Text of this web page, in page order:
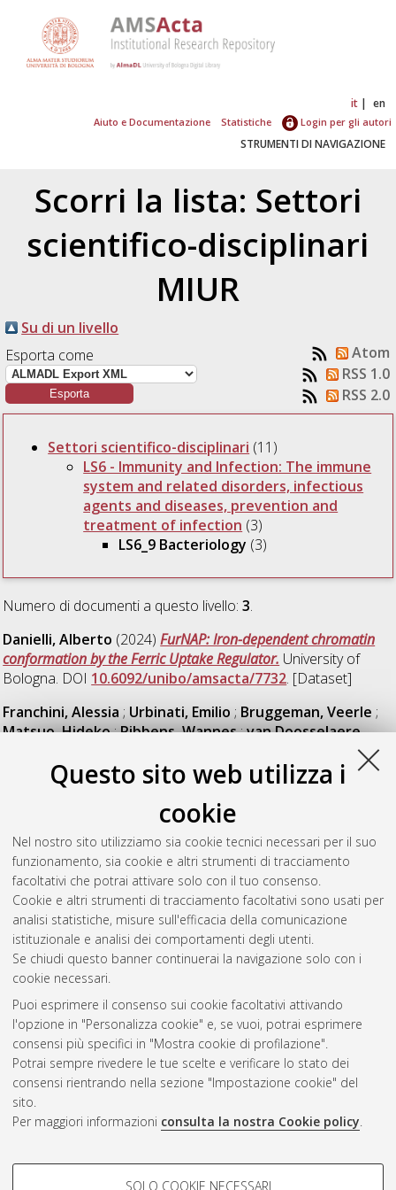
Questo sito web utilizza i
cookie
Nel nostro sito utilizziamo sia cookie tecnici necessari per il suo
funzionamento, sia cookie e altri strumenti di tracciamento
facoltativi che potrai attivare solo con il tuo consenso.
Cookie e altri strumenti di tracciamento facoltativi sono usati per
analisi statistiche, misure sull'efficacia della comunicazione
istituzionale e analisi dei comportamenti degli utenti.
Se chiudi questo banner continuerai la navigazione solo con i
cookie necessari.
Puoi esprimere il consenso sui cookie facoltativi attivando
l'opzione in "Personalizza cookie" e, se vuoi, potrai esprimere
consensi più specifici in "Mostra cookie di profilazione".
Potrai sempre rivedere le tue scelte e verificare lo stato dei
consensi rientrando nella sezione "Impostazione cookie" del
sito.
Per maggiori informazioni consulta la nostra Cookie policy.
COOKIE DI PROFILAZIONE -
SOLO COOKIE NECESSARI
it en
Aiuto e Documentazione Statistiche Login per gli autori
STRUMENTI DI NAVIGAZIONE
Scorri la lista: Settori
scientifico-disciplinari
MIUR
Su di un livello
Esporta come
Atom
RSS 1.0
RSS 2.0
Settori scientifico-disciplinari (11)
LS6 - Immunity and Infection: The immune
system and related disorders, infectious
agents and diseases, prevention and
treatment of infection (3)
LS6_9 Bacteriology (3)
Numero di documenti a questo livello:3.
Danielli, Alberto (2024)FurNAP: Iron-dependent chromatin
conformation by the Ferric Uptake Regulator. University of
Bologna. DOI 10.6092/unibo/amsacta/7732. [Dataset]
Franchini, Alessia ; Urbinati, Emilio ; Bruggeman, Veerle ;
Matsuo, Hideko;Ribbens, Wannes;van Doosselaere,
Una.Resin, WP2, T2.2: Thematic mapping of
Research Infrastructures and Resources in the field of One
University of Bologna. DOI
10.6092/unibo/amsacta/7569. [Dataset]
Franchini, Alessia;Urbinati, Emilio;Bruggeman, Veerle;
Matsuo, Hideko; Ribbens, Wannes;van Doosselaere,
Barbara(2024)Una.Resin, WP2, T2.4: Co-creation workshop
on Research Infrastructures and Resources.University of
Bologna. DOI10.6092/unibo/amsacta/7579. [Dataset]
Questa lista e' stata generata ilFri Aug 7 20:32:34 2026 CEST
Atom
Rss
2.0
AMS Acta
ISSN: 2038-7954
re3data.org -
doi.org/10.17616/R3P19R
Servizio implementato e
Impostazioni Cookie